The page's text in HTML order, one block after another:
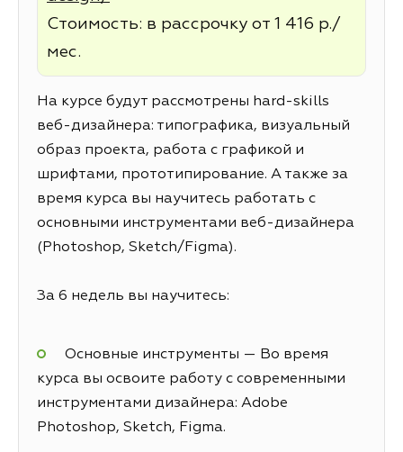
Стоимость: в рассрочку от 1 416 р./
мес.
На курсе будут рассмотрены hard-skills
веб-дизайнера: типографика, визуальный
образ проекта, работа с графикой и
шрифтами, прототипирование. А также за
время курса вы научитесь работать с
основными инструментами веб-дизайнера
(Photoshop, Sketch/Figma).
За 6 недель вы научитесь:
Основные инструменты — Во время
курса вы освоите работу с современными
инструментами дизайнера: Adobe
Photoshop, Sketch, Figma.